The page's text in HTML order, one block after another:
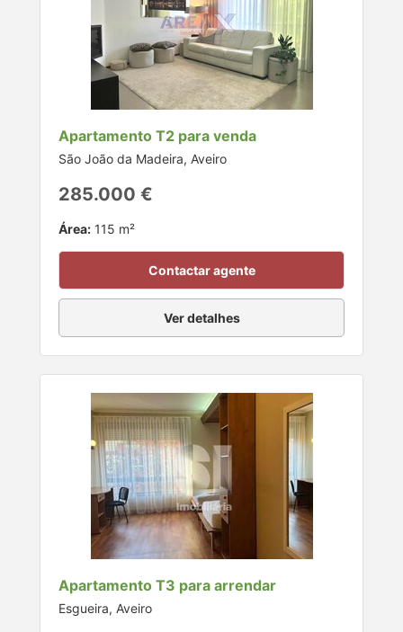
Apartamento T2 para venda
São João da Madeira, Aveiro
285.000 €
Área: 115 m²
Contactar agente
Ver detalhes
Apartamento T3 para arrendar
Esgueira, Aveiro